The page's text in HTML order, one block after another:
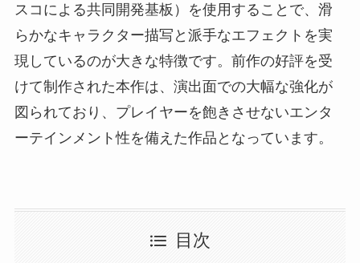
スコによる共同開発基板）を使用することで、滑
らかなキャラクター描写と派手なエフェクトを実
現しているのが大きな特徴です。前作の好評を受
けて制作された本作は、演出面での大幅な強化が
図られており、プレイヤーを飽きさせないエンタ
ーテインメント性を備えた作品となっています。
目次